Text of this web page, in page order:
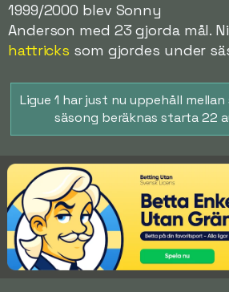
1999/2000 blev Sonny
Anderson med 23 gjorda mål.
hattricks som gjordes under
Ligue 1 har just nu uppehåll
säsong beräknas starta 22